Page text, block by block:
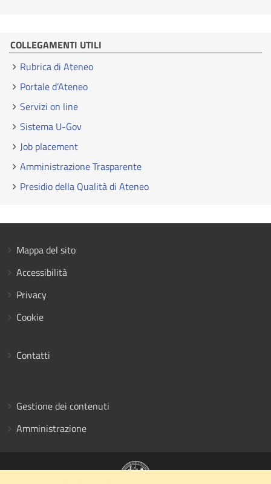
COLLEGAMENTI UTILI
Rubrica di Ateneo
Portale d’Ateneo
Servizi on line
Sistema U-Gov
Job placement
Amministrazione Trasparente
Presidio della Qualità di Ateneo
Mappa del sito
Accessibilità
Privacy
Cookie
Contatti
Gestione dei contenuti
Amministrazione